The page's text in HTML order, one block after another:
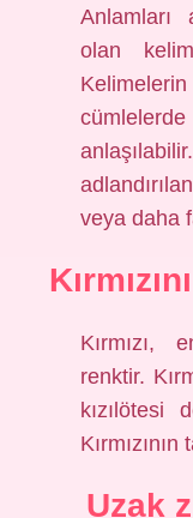
Anlamları
olan
Kelimelerin
veya daha
Kırmızı,
renktir.
kızılötesi
Uzak